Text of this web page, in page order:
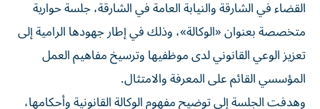
القضاء في الشارقة والنيابة العامة في الشارقة، جلسة حوارية
متخصصة بعنوان «الوكالة»، وذلك في إطار جهودها الرامية إلى
تعزيز الوعي القانوني لدى موظفيها وترسيخ مفاهيم العمل
المؤسسي القائم على المعرفة والامتثال.
وهدفت الجلسة إلى توضيح مفهوم الوكالة القانونية وأحكامها،